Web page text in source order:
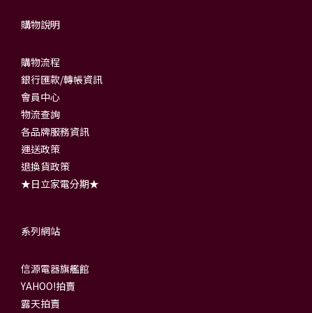
購物說明
購物流程
銀行匯款/轉帳資訊
會員中心
物流查詢
各品牌服務資訊
運送政策
退換貨政策
★日立家電分期★
系列網站
信源電器旗艦館
YAHOO!拍賣
露天拍賣